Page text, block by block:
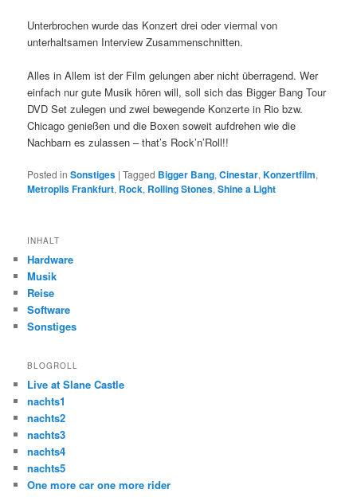
Unterbrochen wurde das Konzert drei oder viermal von
unterhaltsamen Interview Zusammenschnitten.
Alles in Allem ist der Film gelungen aber nicht überragend. Wer
einfach nur gute Musik hören will, soll sich das Bigger Bang Tour
DVD Set zulegen und zwei bewegende Konzerte in Rio bzw.
Chicago genießen und die Boxen soweit aufdrehen wie die
Nachbarn es zulassen – that’s Rock’n’Roll!!
Posted in Sonstiges |Tagged Bigger Bang,Cinestar,Konzertfilm,
Metroplis Frankfurt, Rock, Rolling Stones,Shine a Light
INHALT
Hardware
Musik
Reise
Software
Sonstiges
BLOGROLL
Live at Slane Castle
nachts1
nachts2
nachts3
nachts4
nachts5
One more car one more rider